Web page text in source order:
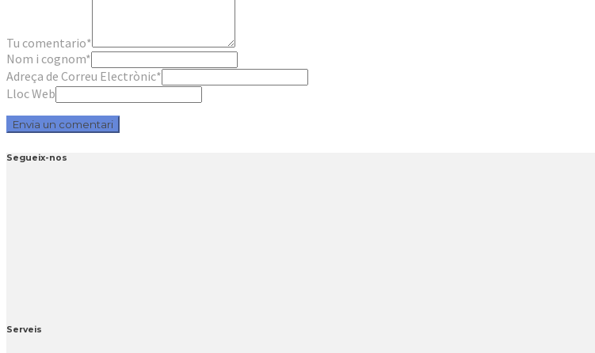
Tu comentario*
Nom i cognom*
Adreça de Correu Electrònic*
Lloc Web
Segueix-nos
Serveis